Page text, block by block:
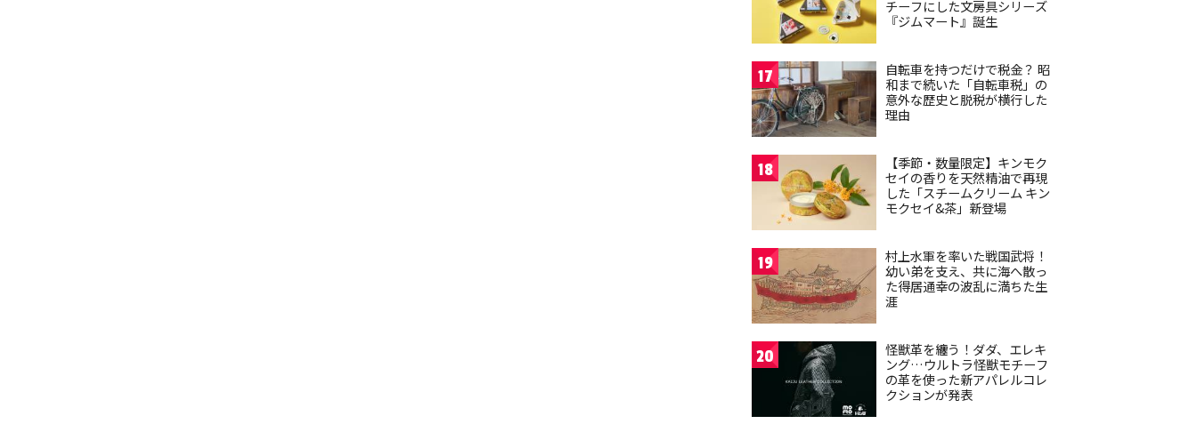
チーフにした文房具シリーズ
『ジムマート』誕生
17
自転車を持つだけで税金？ 昭
和まで続いた「自転車税」の
意外な歴史と脱税が横行した
理由
18
【季節・数量限定】キンモク
セイの香りを天然精油で再現
した「スチームクリーム キン
モクセイ&茶」新登場
19
村上水軍を率いた戦国武将！
幼い弟を支え、共に海へ散っ
た得居通幸の波乱に満ちた生
涯
20
怪獣革を纏う！ダダ、エレキ
ング…ウルトラ怪獣モチーフ
の革を使った新アパレルコレ
クションが発表